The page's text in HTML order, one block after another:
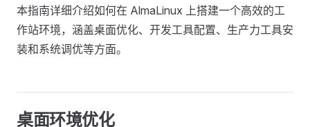
本指南详细介绍如何在 AlmaLinux 上搭建一个高效的工
作站环境，涵盖桌面优化、开发工具配置、生产力工具安
装和系统调优等方面。
桌面环境优化